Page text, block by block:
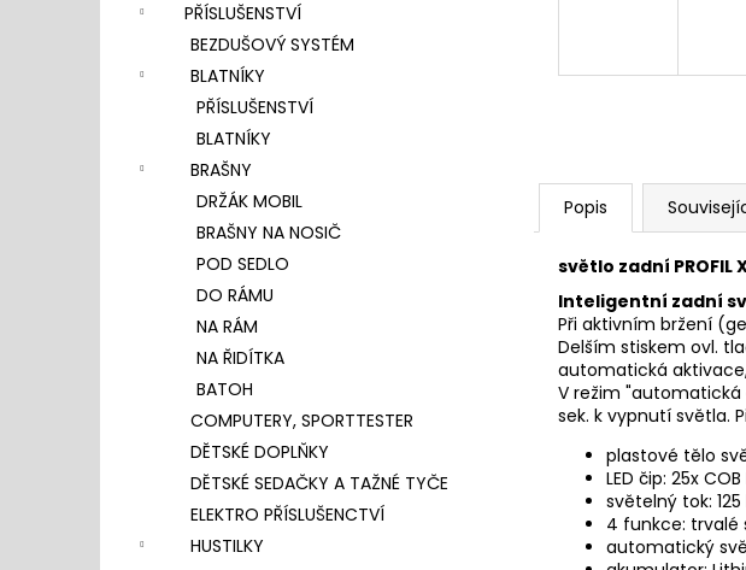
PŘÍSLUŠENSTVÍ
BEZDUŠOVÝ SYSTÉM
BLATNÍKY
PŘÍSLUŠENSTVÍ
BLATNÍKY
BRAŠNY
DRŽÁK MOBIL
BRAŠNY NA NOSIČ
POD SEDLO
DO RÁMU
NA RÁM
NA ŘIDÍTKA
BATOH
COMPUTERY, SPORTTESTER
DĚTSKÉ DOPLŇKY
DĚTSKÉ SEDAČKY A TAŽNÉ TYČE
ELEKTRO PŘÍSLUŠENCTVÍ
HUSTILKY
Popis
světlo zadní PROFIL
Inteligentní zadní
Při aktivním bržení
Delším stiskem ovl.
automatická
V režim "automatická
sek. k vypnutí světla.
plastové tělo
LED čip: 25x
světelný tok:
4 funkce: trvalé
automatický